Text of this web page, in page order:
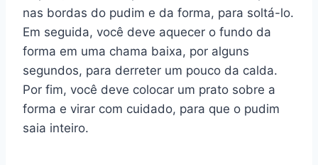
nas bordas do pudim e da forma, para soltá-lo.
Em seguida, você deve aquecer o fundo da
forma em uma chama baixa, por alguns
segundos, para derreter um pouco da calda.
Por fim, você deve colocar um prato sobre a
forma e virar com cuidado, para que o pudim
saia inteiro.